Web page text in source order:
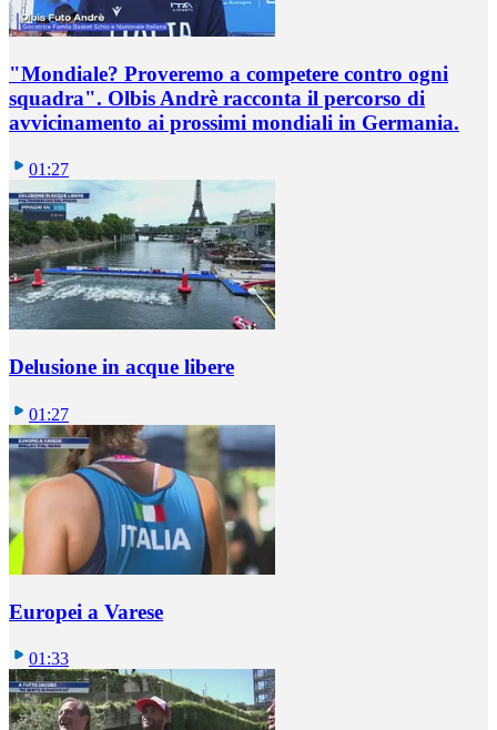
"Mondiale? Proveremo a competere contro ogni
squadra". Olbis Andrè racconta il percorso di
avvicinamento ai prossimi mondiali in Germania.
01:27
Delusione in acque libere
01:27
Europei a Varese
01:33